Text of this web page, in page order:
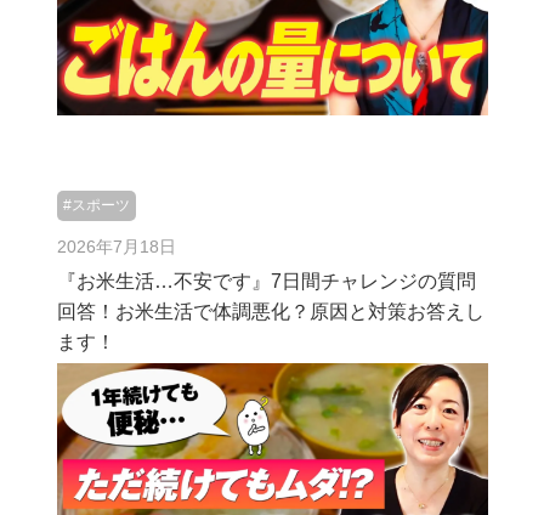
#スポーツ
2026年7月18日
『お米生活…不安です』7日間チャレンジの質問
回答！お米生活で体調悪化？原因と対策お答えし
ます！